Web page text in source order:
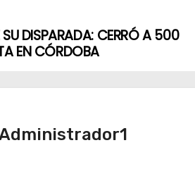
SU DISPARADA: CERRÓ A 500
EN CÓRDOBA